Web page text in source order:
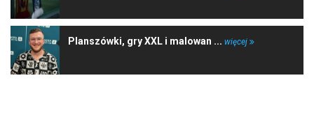
Planszówki, gry XXL i malowan ... więcej